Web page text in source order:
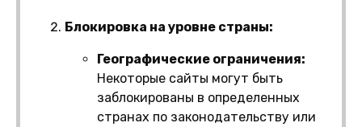
Блокировка на уровне страны:
Географические ограничения:
Некоторые сайты могут быть
заблокированы в определенных
странах по законодательству или